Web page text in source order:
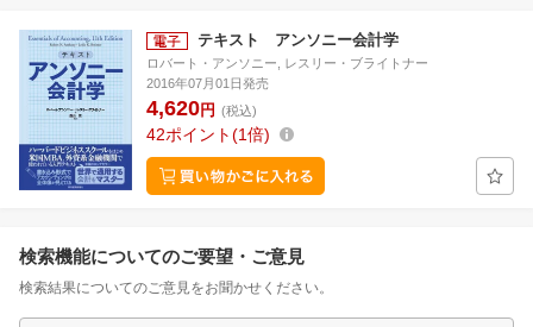
テキスト アンソニー会計学
ロバート・アンソニー, レスリー・ブライトナー
2016年07月01日発売
4,620円 (税込)
42ポイント 1倍
検索機能についてのご要望・ご意見
検索結果についてのご意見をお聞かせください。